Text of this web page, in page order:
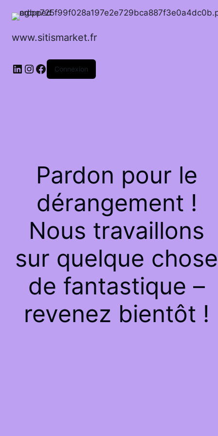
www.sitismarket.fr
LinkedIn
Instagram
Facebook
Connexion
Pardon pour le
dérangement !
Nous travaillons
sur quelque chose
de fantastique –
revenez bientôt !